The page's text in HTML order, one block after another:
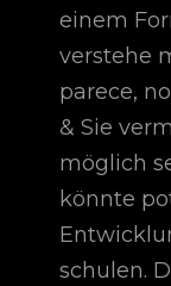
einem
verstehe
parece,
& Sie
möglich
könnte
schulen.